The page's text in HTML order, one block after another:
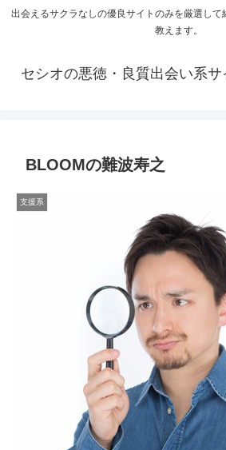
出会えるサクラなしの優良サイトのみを厳選して
教えます。
セシオの悪徳・良質出会い系サ
BLOOMの難波寿之
支援系